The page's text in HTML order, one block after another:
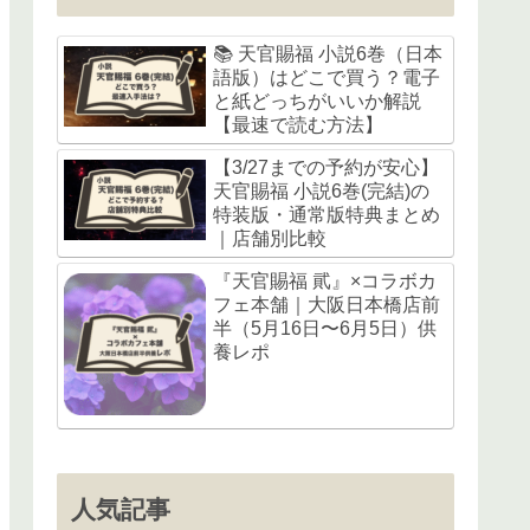
📚 天官賜福 小説6巻（日本
語版）はどこで買う？電子
と紙どっちがいいか解説
【最速で読む方法】
【3/27までの予約が安心】
天官賜福 小説6巻(完結)の
特装版・通常版特典まとめ
｜店舗別比較
『天官賜福 貮』×コラボカ
フェ本舗｜大阪日本橋店前
半（5月16日〜6月5日）供
養レポ
人気記事